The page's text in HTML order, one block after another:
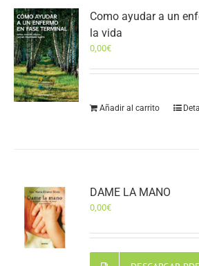
Como ayudar a un
la vida
0,00€
Añadir al carrito
DAME LA MANO
0,00€